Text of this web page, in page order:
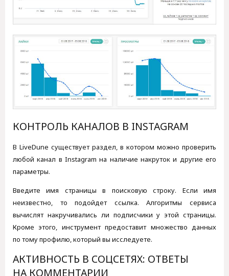
КОНТРОЛЬ КАНАЛОВ В INSTAGRAM
В LiveDune существует раздел, в котором можно проверить
любой канал в Instagram на наличие накруток и другие его
параметры.
Введите имя страницы в поисковую строку. Если имя
неизвестно, то подойдет ссылка. Алгоритмы сервиса
вычислят накручивались ли подписчики у этой страницы.
Кроме этого, инструмент предоставит множество данных
по тому профилю, который вы исследуете.
АКТИВНОСТЬ В СОЦСЕТЯХ: ОТВЕТЫ
НА КОММЕНТАРИИ